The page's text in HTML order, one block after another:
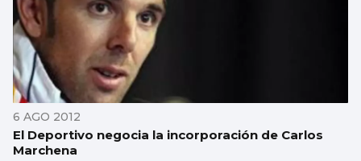
6 AGO 2012
El Deportivo negocia la incorporación de Carlos
Marchena